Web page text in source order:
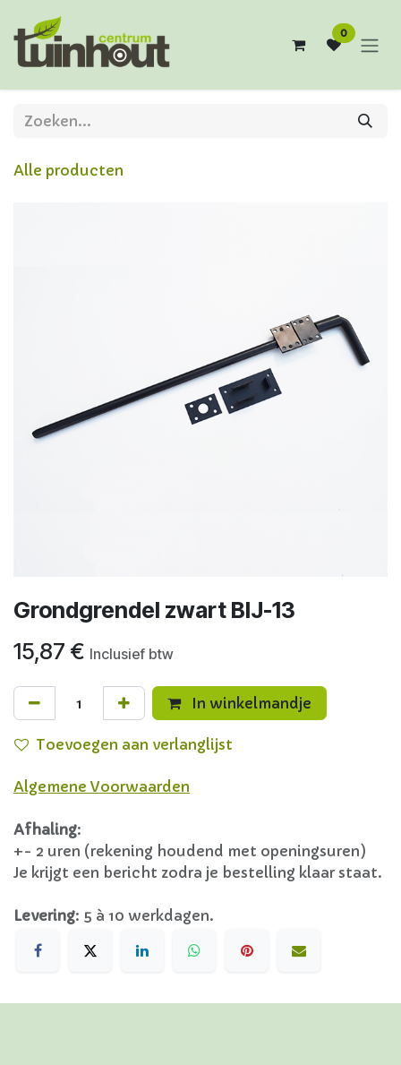
0
Alle producten
Grondgrendel zwart BIJ-13
15,87 € Inclusief btw
In winkelmandje
Toevoegen aan verlanglijst
Algemene Voorwaarden
Afhaling:
+- 2 uren (rekening houdend met openingsuren)
Je krijgt een bericht zodra je bestelling klaar staat.
Levering: 5 à 10 werkdagen.